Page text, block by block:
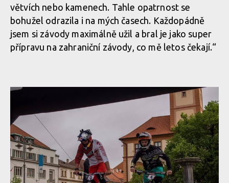
větvích nebo kamenech. Tahle opatrnost se
bohužel odrazila i na mých časech. Každopádně
jsem si závody maximálně užil a bral je jako super
přípravu na zahraniční závody, co mě letos čekají.“